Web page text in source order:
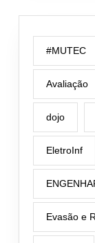
#MUTEC
Avaliação
dojo
EletroInf
Evasão e